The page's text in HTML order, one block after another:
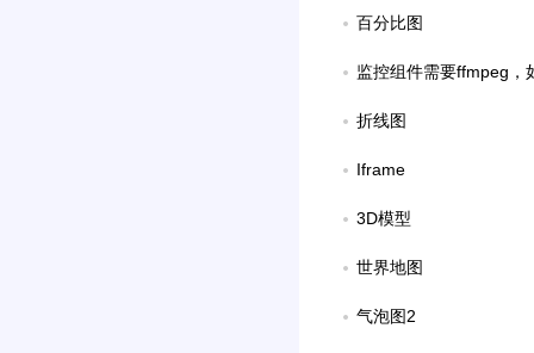
百分比图
监控组件需要ffmpeg，
折线图
Iframe
3D模型
世界地图
气泡图2